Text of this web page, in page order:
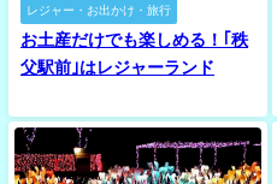
レジャー・お出かけ・旅行
お土産だけでも楽しめる！｢秩
父駅前｣はレジャーランド